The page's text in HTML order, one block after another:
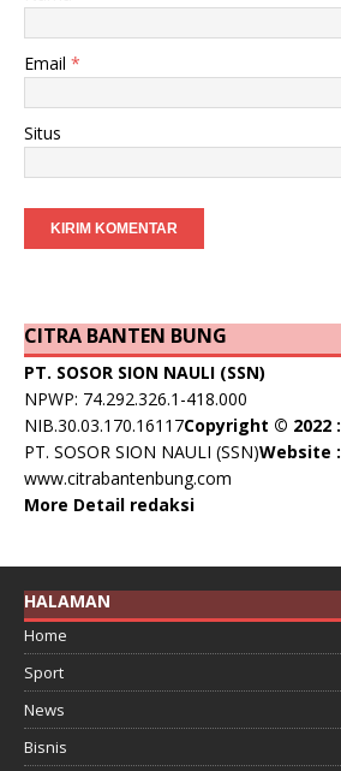
Email *
Situs
CITRA BANTEN BUNG
PT. SOSOR SION NAULI (SSN)
NPWP: 74.292.326.1-418.000
NIB.30.03.170.16117Copyright © 2022 :
PT. SOSOR SION NAULI (SSN)Website :
www.citrabantenbung.com
More Detail redaksi
HALAMAN
Home
Sport
News
Bisnis